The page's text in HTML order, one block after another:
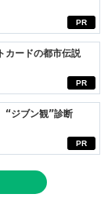
PR
PR
カードの都市伝説
PR
“ジブン観”診断